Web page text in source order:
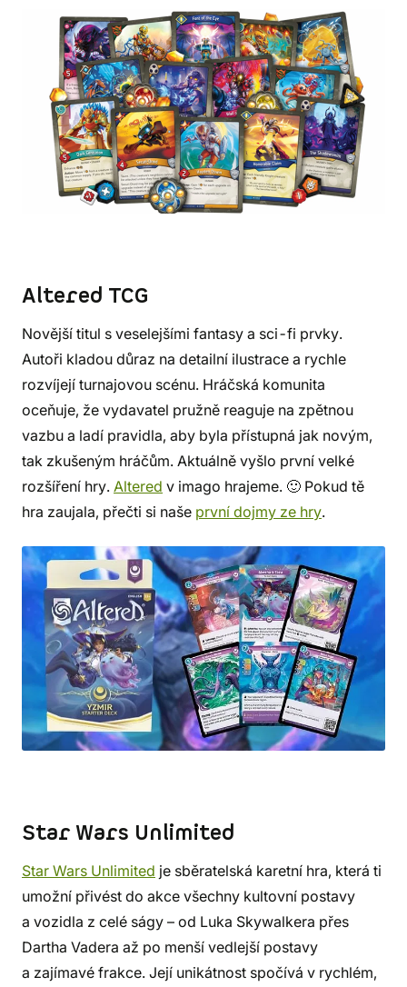
Altered TCG
Novější titul s veselejšími fantasy a sci-fi prvky.
Autoři kladou důraz na detailní ilustrace a rychle
rozvíjejí turnajovou scénu. Hráčská komunita
oceňuje, že vydavatel pružně reaguje na zpětnou
vazbu a ladí pravidla, aby byla přístupná jak novým,
tak zkušeným hráčům. Aktuálně vyšlo první velké
rozšíření hry. Altered v imago hrajeme. 🙂 Pokud tě
hra zaujala, přečti si naše první dojmy ze hry.
Star Wars Unlimited
Star Wars Unlimited je sběratelská karetní hra, která ti
umožní přivést do akce všechny kultovní postavy
a vozidla z celé ságy – od Luka Skywalkera přes
Dartha Vadera až po menší vedlejší postavy
a zajímavé frakce. Její unikátnost spočívá v rychlém,